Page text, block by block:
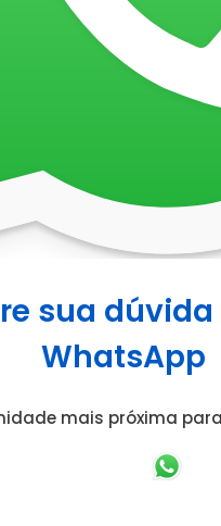
sua
WhatsApp
mais próxima